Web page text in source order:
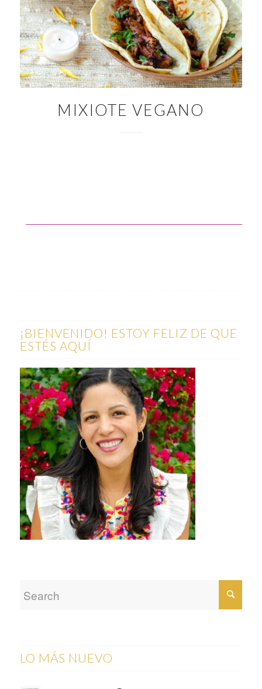
MIXIOTE VEGANO
¡BIENVENIDO! ESTOY FELIZ DE QUE
ESTÉS AQUÍ
LO MÁS NUEVO